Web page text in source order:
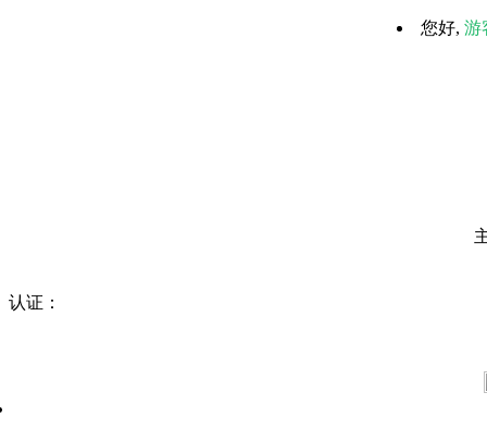
您好, 游
认证：